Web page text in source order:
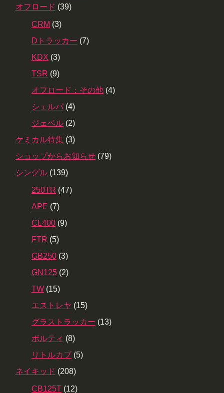
オフロード (39)
CRM (3)
Dトラッカー (7)
KDX (3)
TSR (9)
オフロード：その他 (4)
シェルパ (4)
ジェベル (2)
ケミカル特集 (3)
ショップからお知らせ (79)
シングル (139)
250TR (47)
APE (7)
CL400 (9)
FTR (5)
GB250 (3)
GN125 (2)
TW (15)
エストレヤ (15)
グラストラッカー (13)
ボルティ (8)
リトルカブ (5)
ネイキッド (208)
CB125T (12)